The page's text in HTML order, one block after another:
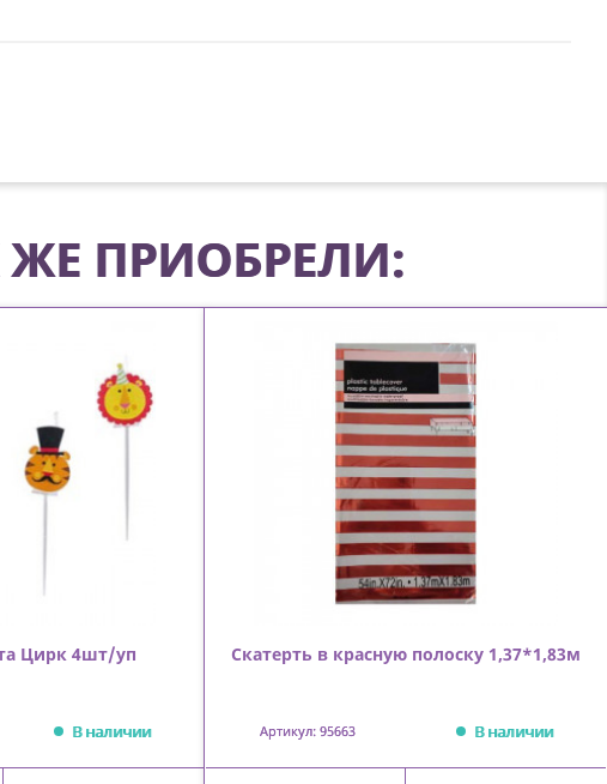
ЖЕ ПРИОБРЕЛИ:
Цирк 4шт/уп
В наличии
Скатерть в красную полоску 1,37*1,83м
Артикул: 95663 В наличии